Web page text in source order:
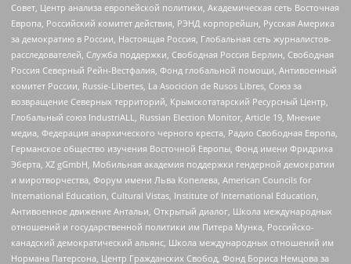
Совет, Центр анализа европейской политики, Академическая сеть Восточная
Европа, Российский комитет действия, РЭНД корпорейшн, Русская Америка
за демократию в России, Настоящая Россия, Глобальная сеть журналистов-
расследователей, Служба поддержки, Свободная Россия Берлин, Свободная
Россия Северный Рейн-Вестфалия, Фонд глобальной помощи, Антивоенный
комитет России, Russie-Libertes, La Asocicion de Rusos Libres, Союз за
возвращение Северных территорий, Крымскотатарский Ресурсный Центр,
Глобальный союз IndustriALL, Russian Election Monitor, Article 19, Мнение
медиа, Федерация анархического черного креста, Радио Свободная Европа,
Германское общество изучения Восточной Европы, Фонд имени Фридриха
Эберта, XZ gGmbH, Мобильная академия поддержки гендерной демократии
и миротворчества, Форум имени Льва Копелева, American Councils for
International Education, Cultural Vistas, Institute of International Education,
Антивоенное движение Антальи, Открытый диалог, Школа международных
отношений и государственной политики им Питера Мунка, Российско-
канадский демократический альянс, Школа международных отношений им
Нормана Патерсона, Центр Гражданских Свобод, Фонд Бориса Немцова за